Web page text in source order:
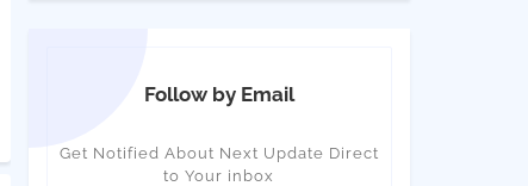
Follow by Email
Get Notified About Next Update Direct
to Your inbox